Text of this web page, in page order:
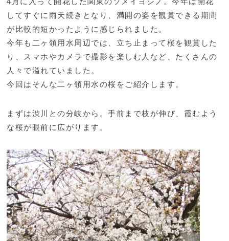
してすぐに雨天続きとなり、満開の姿を観賞できる期間
が比較的短かったように感じられました。
今年も二ヶ領用水周辺では、立ち止まって桜を観賞した
り、スマホやカメラで撮影を楽しむ人など、たくさんの
人々で溢れていました。
今回はそんな二ヶ領用水の桜をご紹介します。
まずは渋川との分岐から。手前まで枝が伸び、霞むよう
な桜が眼前に広がります。